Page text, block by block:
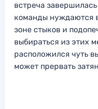
встреча
команды нуждаются
зоне стыков и
выбираться из этих
расположился чуть
может прервать